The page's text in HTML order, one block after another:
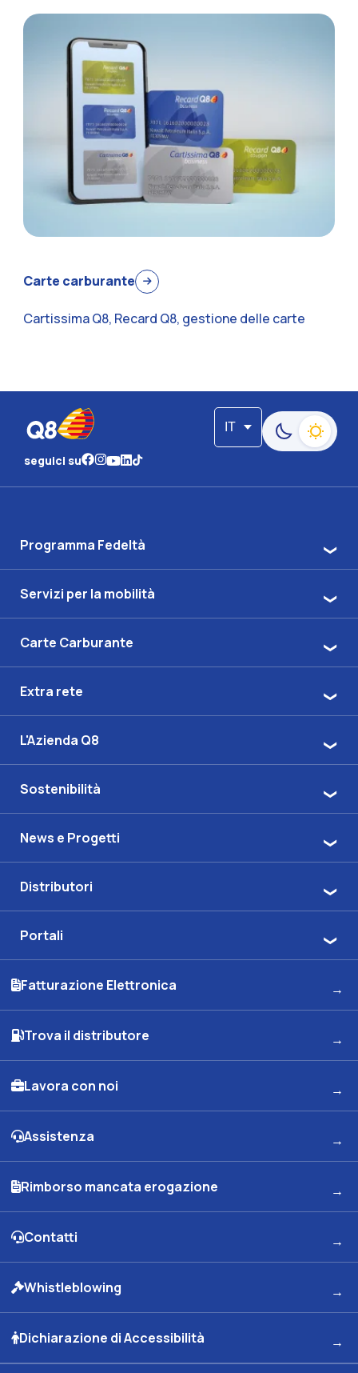
Carte carburante
Cartissima Q8, Recard Q8, gestione delle carte
IT
Passa alla
seguici su
Programma Fedeltà
Servizi per la mobilità
Carte Carburante
Extra rete
L'Azienda Q8
Sostenibilità
News e Progetti
Distributori
Portali
Fatturazione Elettronica
Trova il distributore
Lavora con noi
Assistenza
Rimborso mancata erogazione
Contatti
Whistleblowing
Dichiarazione di Accessibilità